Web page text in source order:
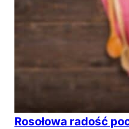
Rosołowa radość